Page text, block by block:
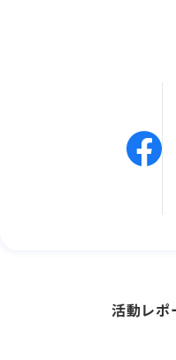
活動レポ